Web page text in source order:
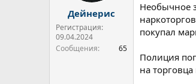
Дейнерис
Регистрация:
09.04.2024
Сообщения
65
Необычное
покупал
Полиция
на